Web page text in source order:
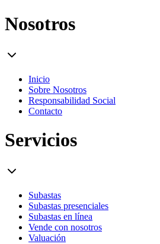
Nosotros
Inicio
Sobre Nosotros
Responsabilidad Social
Contacto
Servicios
Subastas
Subastas presenciales
Subastas en línea
Vende con nosotros
Valuación